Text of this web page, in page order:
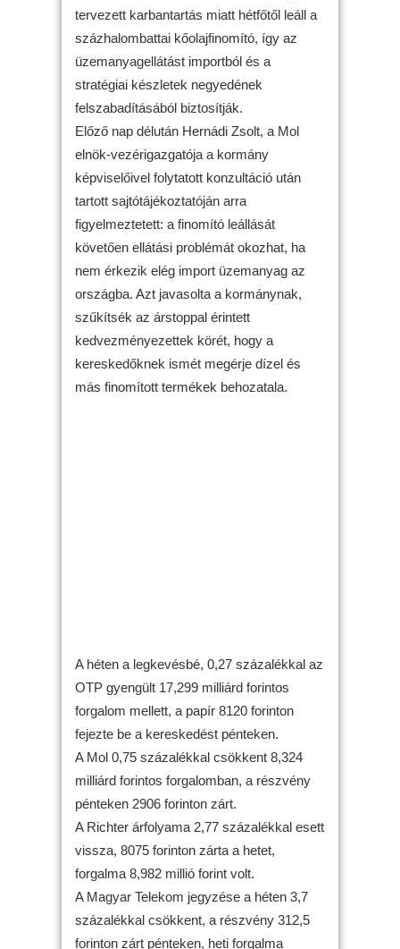
tervezett karbantartás miatt hétfőtől leáll a
százhalombattai kőolajfinomító, így az
üzemanyagellátást importból és a
stratégiai készletek negyedének
felszabadításából biztosítják.
Előző nap délután Hernádi Zsolt, a Mol
elnök-vezérigazgatója a kormány
képviselőivel folytatott konzultáció után
tartott sajtótájékoztatóján arra
figyelmeztetett: a finomító leállását
követően ellátási problémát okozhat, ha
nem érkezik elég import üzemanyag az
országba. Azt javasolta a kormánynak,
szűkítsék az árstoppal érintett
kedvezményezettek körét, hogy a
kereskedőknek ismét megérje dízel és
más finomított termékek behozatala.
A héten a legkevésbé, 0,27 százalékkal az
OTP gyengült 17,299 milliárd forintos
forgalom mellett, a papír 8120 forinton
fejezte be a kereskedést pénteken.
A Mol 0,75 százalékkal csökkent 8,324
milliárd forintos forgalomban, a részvény
pénteken 2906 forinton zárt.
A Richter árfolyama 2,77 százalékkal esett
vissza, 8075 forinton zárta a hetet,
forgalma 8,982 millió forint volt.
A Magyar Telekom jegyzése a héten 3,7
százalékkal csökkent, a részvény 312,5
forinton zárt pénteken, heti forgalma